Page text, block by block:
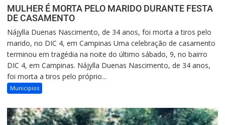
MULHER É MORTA PELO MARIDO DURANTE FESTA
DE CASAMENTO
Nájylla Duenas Nascimento, de 34 anos, foi morta a tiros pelo
marido, no DIC 4, em Campinas Uma celebração de casamento
terminou em tragédia na noite do último sábado, 9, no bairro
DIC 4, em Campinas. Nájylla Duenas Nascimento, de 34 anos,
foi morta a tiros pelo próprio...
Municipios